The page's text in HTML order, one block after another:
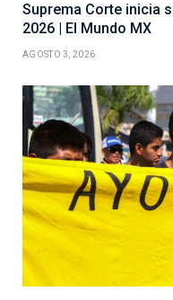
Suprema Corte inicia
2026 | El Mundo MX
AGOSTO 3, 2026